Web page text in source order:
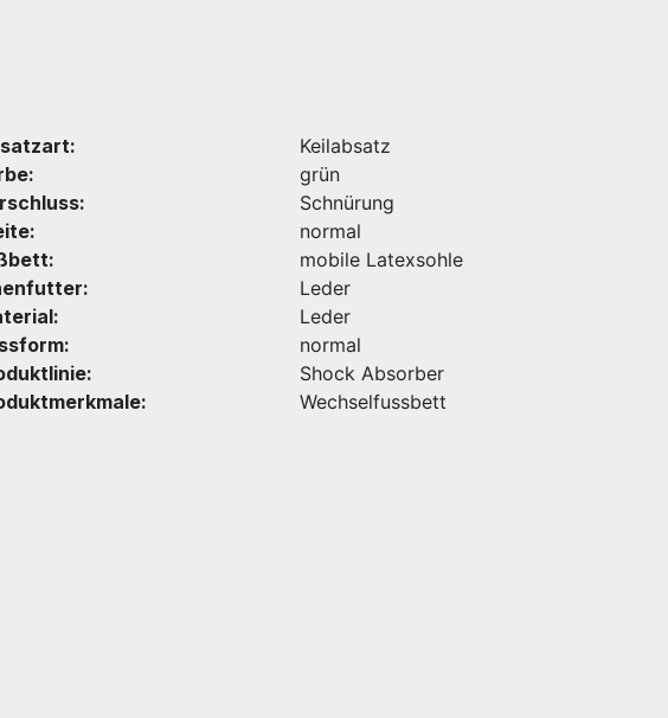
Keilabsatz
grün
Schnürung
normal
mobile Latexsohle
Leder
Leder
normal
Shock Absorber
Wechselfussbett